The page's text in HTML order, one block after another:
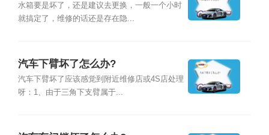
水箱要是坏了，还是建议去更换，一般一个小时
就搞定了，维修的话还是存在隐...
汽车下臂坏了怎么办?
汽车下臂坏了应该感觉到附近维修店或4S店处理
呀：1、由于三角下支臂属于...